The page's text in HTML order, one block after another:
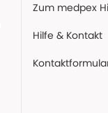
Zum medpex
Hilfe & Kontakt